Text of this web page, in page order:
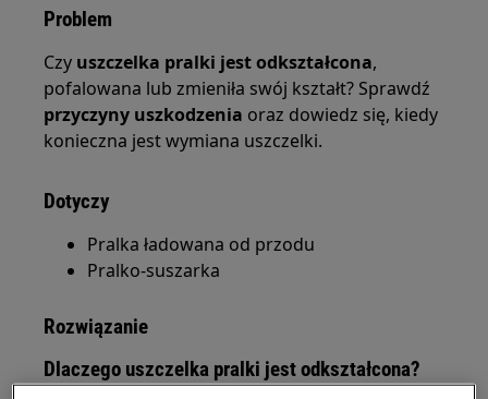
Problem
Czy uszczelka pralki jest odkształcona,
pofalowana lub zmieniła swój kształt? Sprawdź
przyczyny uszkodzenia oraz dowiedz się, kiedy
konieczna jest wymiana uszczelki.
Dotyczy
Pralka ładowana od przodu
Pralko-suszarka
Rozwiązanie
Dlaczego uszczelka pralki jest odkształcona?